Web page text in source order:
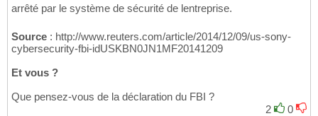
arrêté par le système de sécurité de lentreprise.
Source : http://www.reuters.com/article/2014/12/09/us-sony-
cybersecurity-fbi-idUSKBN0JN1MF20141209
Et vous ?
Que pensez-vous de la déclaration du FBI ?
2
0